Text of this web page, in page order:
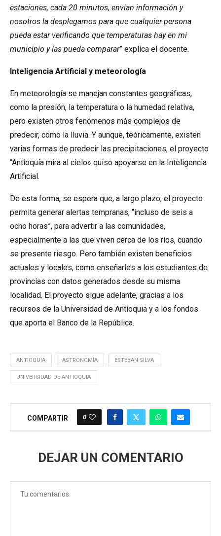
estaciones, cada 20 minutos, envían información y
nosotros la desplegamos para que cualquier persona
pueda estar verificando que temperaturas hay en mi
municipio y las pueda comparar” explica el docente.
Inteligencia Artificial y meteorología
En meteorología se manejan constantes geográficas,
como la presión, la temperatura o la humedad relativa,
pero existen otros fenómenos más complejos de
predecir, como la lluvia. Y aunque, teóricamente, existen
varias formas de predecir las precipitaciones, el proyecto
“Antioquía mira al cielo» quiso apoyarse en la Inteligencia
Artificial.
De esta forma, se espera que, a largo plazo, el proyecto
permita generar alertas tempranas, “incluso de seis a
ocho horas”, para advertir a las comunidades,
especialmente a las que viven cerca de los ríos, cuando
se presente riesgo. Pero también existen beneficios
actuales y locales, como enseñarles a los estudiantes de
provincias con datos generados desde su misma
localidad. El proyecto sigue adelante, gracias a los
recursos de la Universidad de Antioquia y a los fondos
que aporta el Banco de la República.
ANTIOQUIA ASTRONOMÍA ESTEBAN SILVA
UNIVERSIDAD DE ANTIOQUIA
COMPARTIR 0
DEJAR UN COMENTARIO